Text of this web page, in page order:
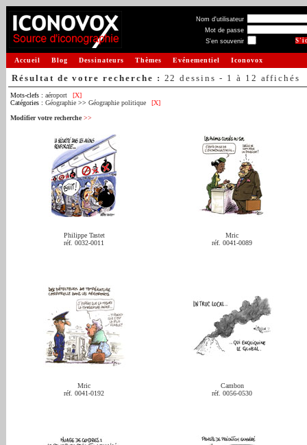
Nom d'utilisateur
Mot de passe
S'en souvenir
Accueil Blog Dessinateurs Thèmes Evénementiel Iconovox
Résultat de votre recherche : 22 dessins - 1 à 12 affichés
Mots-clefs : aéroport
[X]
Catégories : Géographie >> Géographie politique
[X]
Modifier votre recherche >>
Philippe Tastet
réf. 0032-0011
Mric
réf. 0041-0089
Mric
réf. 0041-0192
Cambon
réf. 0056-0530